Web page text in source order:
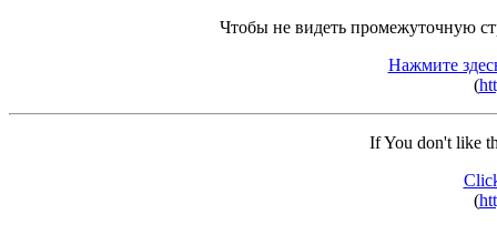
Чтобы не видеть промежуточную
Нажмите
(
If You don't like
(